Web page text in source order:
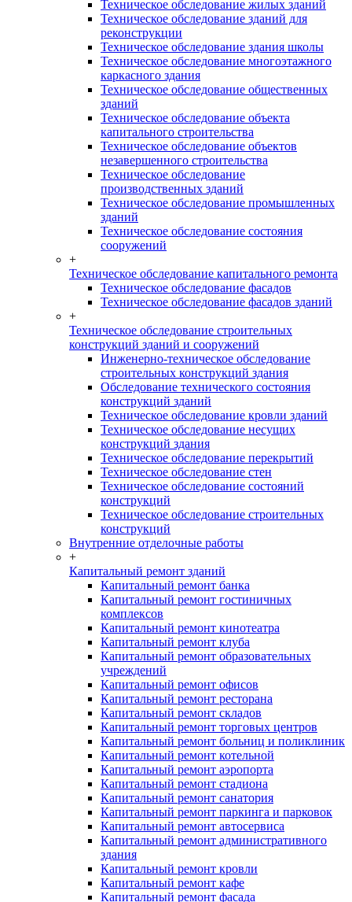
Техническое обследование жилых зданий
Техническое обследование зданий для
реконструкции
Техническое обследование здания школы
Техническое обследование многоэтажного
каркасного здания
Техническое обследование общественных
зданий
Техническое обследование объекта
капитального строительства
Техническое обследование объектов
незавершенного строительства
Техническое обследование
производственных зданий
Техническое обследование промышленных
зданий
Техническое обследование состояния
сооружений
+
Техническое обследование капитального ремонта
Техническое обследование фасадов
Техническое обследование фасадов зданий
+
Техническое обследование строительных
конструкций зданий и сооружений
Инженерно-техническое обследование
строительных конструкций здания
Обследование технического состояния
конструкций зданий
Техническое обследование кровли зданий
Техническое обследование несущих
конструкций здания
Техническое обследование перекрытий
Техническое обследование стен
Техническое обследование состояний
конструкций
Техническое обследование строительных
конструкций
Внутренние отделочные работы
+
Капитальный ремонт зданий
Капитальный ремонт банка
Капитальный ремонт гостиничных
комплексов
Капитальный ремонт кинотеатра
Капитальный ремонт клуба
Капитальный ремонт образовательных
учреждений
Капитальный ремонт офисов
Капитальный ремонт ресторана
Капитальный ремонт складов
Капитальный ремонт торговых центров
Капитальный ремонт больниц и поликлиник
Капитальный ремонт котельной
Капитальный ремонт аэропорта
Капитальный ремонт стадиона
Капитальный ремонт санатория
Капитальный ремонт паркинга и парковок
Капитальный ремонт автосервиса
Капитальный ремонт административного
здания
Капитальный ремонт кровли
Капитальный ремонт кафе
Капитальный ремонт фасада